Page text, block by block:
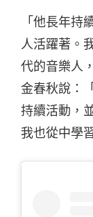
「他長年持
人活躍著。
代的音樂人
金春秋說：
持續活動，
我也從中學